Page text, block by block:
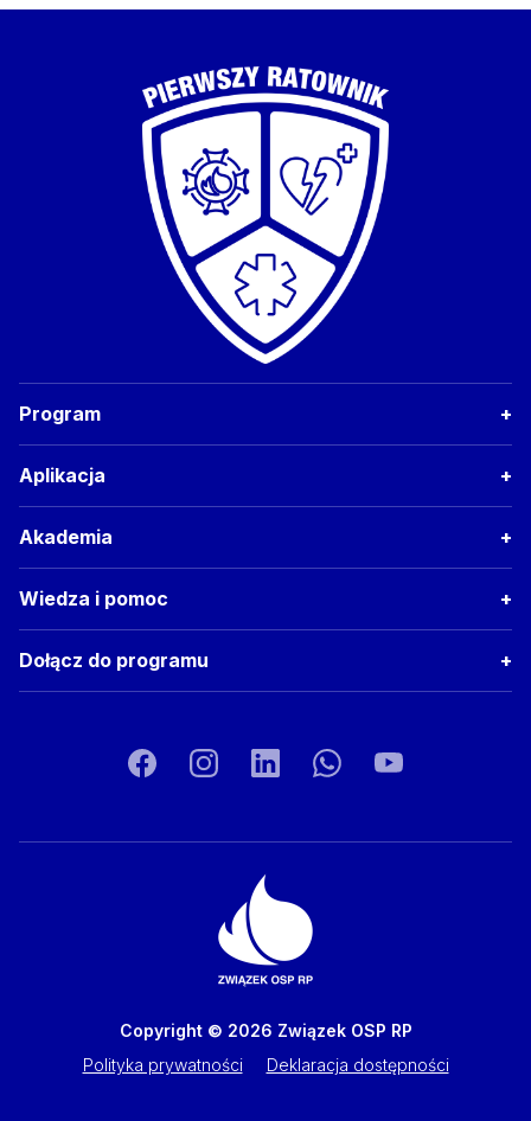
Program
Aplikacja
Akademia
Wiedza i pomoc
Dołącz do programu
Copyright © 2026 Związek OSP RP
Polityka prywatności
Deklaracja dostępności